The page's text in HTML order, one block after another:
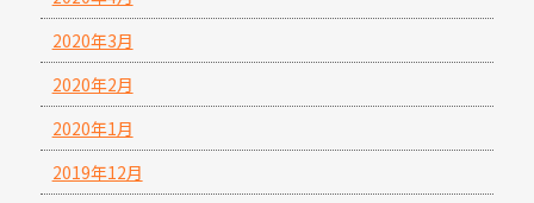
2020年3月
2020年2月
2020年1月
2019年12月